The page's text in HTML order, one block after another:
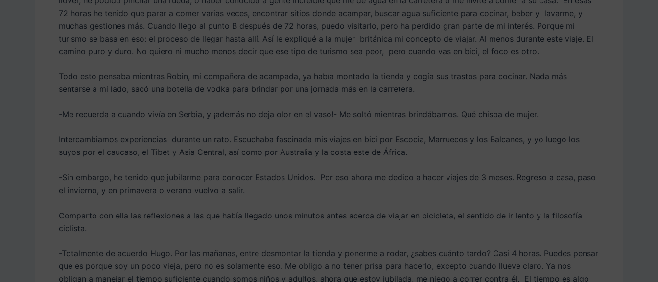
72 horas he tenido que parar a comer varias veces, encontrar sitios donde acampar, buscar agua suficiente para cocinar, beber y lavarme, y
muchas gestiones más. Cuando llego al punto B después de 72 horas, puedo visitarlo, pero ha perdido gran parte de mi interés. Porque mi
turismo se basa en eso: el proceso de llegar hasta allí. Así le expliqué a la mujer británica mi concepto de viajar. Al menos durante este viaje. El
camino puro y duro. No quiero ni mucho menos decir que ese tipo de turismo sea peor, pero cuando vas en bici, el foco es otro.
Todo esto pensaba mientras Robin, mi compañera de acampada, ya había montado la tienda y cogía sus trastos para cocinar. Nada más
sentarse a mi lado, sacó una botella de vodka para brindar por una jornada más en la carretera.
-Me recuerda a cuando vivía en Serbia, y ¡además no deja olor en el vaso!- Me soltó mientras brindábamos. Qué chispa de mujer.
Intercambiamos experiencias durante un rato. Escuchaba fascinada mis viajes en bici por Escocia, Marruecos y los Balcanes, y yo luego los
suyos por el caucaso, el Tibet y Asia Central, así como por Australia y la costa este de África.
-Sin embargo, he tenido que jubilarme para conocer Estados Unidos. Por eso ahora me dedico a hacer viajes de 3 meses. Regreso a casa, paso
el invierno, y en primavera o verano vuelvo a salir.
Comparto con ella las reflexiones a las que había llegado unos minutos antes acerca de viajar en bicicleta, el sentido de ir lento y la filosofía
ciclista.
-Totalmente de acuerdo Hugo. Por las mañanas, entre desmontar la tienda y ponerme a rodar, ¿sabes cuánto tardo? Casi 4 horas. Puedes pensar
que es porque soy un poco vieja, pero no es solamente eso. Me obligo a no tener prisa para hacerlo, excepto cuando llueve claro. Ya nos
obligan a manejar el tiempo suficiente cuando somos niños y adultos, ahora que estoy jubilada, me niego a correr contra él. El tiempo es algo